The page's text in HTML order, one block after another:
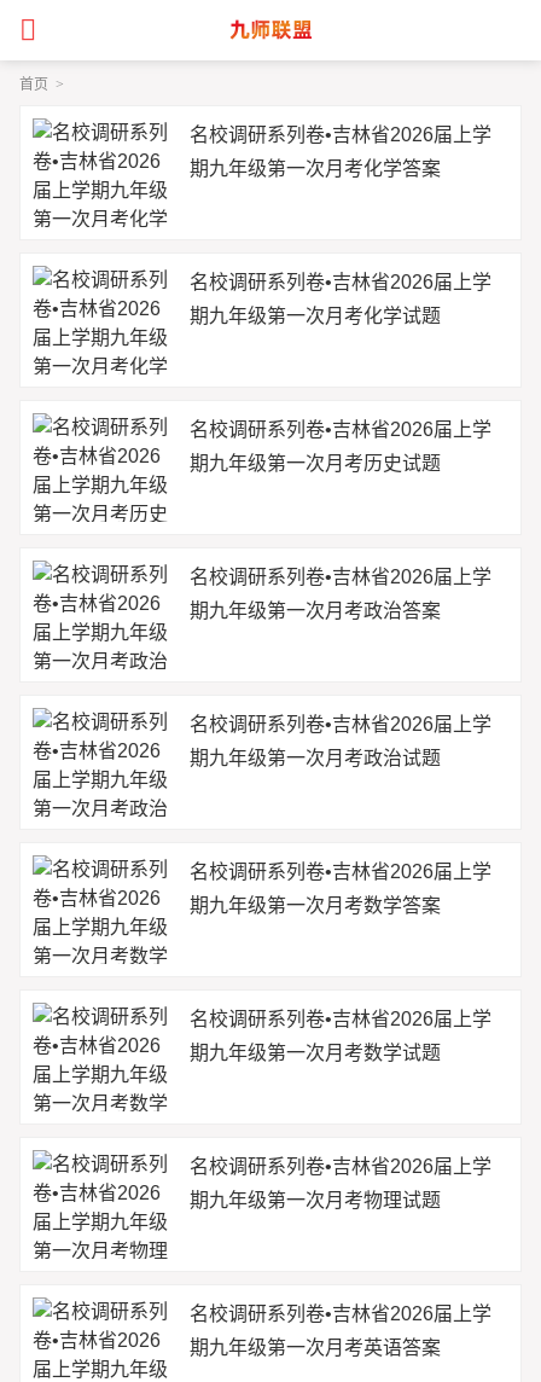
首页 >
名校调研系列卷•吉林省2026届上学
期九年级第一次月考化学答案
名校调研系列卷•吉林省2026届上学
期九年级第一次月考化学试题
名校调研系列卷•吉林省2026届上学
期九年级第一次月考历史试题
名校调研系列卷•吉林省2026届上学
期九年级第一次月考政治答案
名校调研系列卷•吉林省2026届上学
期九年级第一次月考政治试题
名校调研系列卷•吉林省2026届上学
期九年级第一次月考数学答案
名校调研系列卷•吉林省2026届上学
期九年级第一次月考数学试题
名校调研系列卷•吉林省2026届上学
期九年级第一次月考物理试题
名校调研系列卷•吉林省2026届上学
期九年级第一次月考英语答案